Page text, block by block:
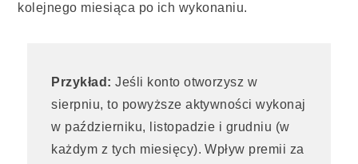
kolejnego miesiąca po ich wykonaniu.
Przykład:Jeśli konto otworzysz w
sierpniu, to powyższe aktywności wykonaj
w październiku, listopadzie i grudniu (w
każdym z tych miesięcy). Wpływ premii za